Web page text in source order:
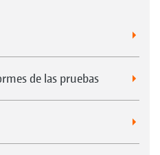
de las pruebas